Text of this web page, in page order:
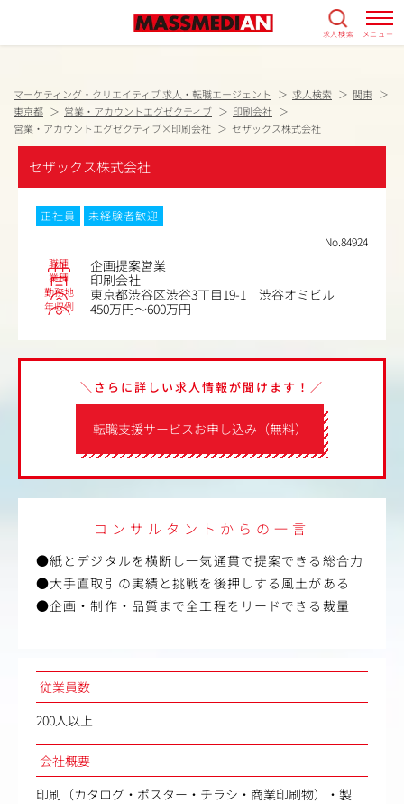
求人検索 メニュー
マーケティング・クリエイティブ 求人・転職エージェント 求人検索
関東
東京都
営業・アカウントエグゼクティブ
印刷会社
営業・アカウントエグゼクティブ×印刷会社
セザックス株式会社
セザックス株式会社
正社員
未経験者歓迎
No.84924
職種 企画提案営業
業種 印刷会社
勤務地 東京都渋谷区渋谷3丁目19-1 渋谷オミビル
年収例 450万円～600万円
転職支援サービスお申し込み（無料）
＼さらに詳しい求人情報が聞けます！／
コンサルタントからの一言
●紙とデジタルを横断し一気通貫で提案できる総合力
●大手直取引の実績と挑戦を後押しする風土がある
●企画・制作・品質まで全工程をリードできる裁量
従業員数
200人以上
会社概要
印刷（カタログ・ポスター・チラシ・商業印刷物）・製